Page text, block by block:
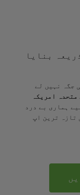
بنایا
جگہ نہیں لے
امریکہ
ہماری بے درد
تازہ ترین اپ